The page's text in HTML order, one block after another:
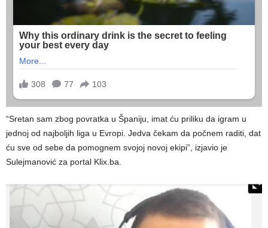
“Sretan sam zbog povratka u Španiju, imat ću priliku da igram u
jednoj od najboljih liga u Evropi. Jedva čekam da počnem raditi, dat
ću sve od sebe da pomognem svojoj novoj ekipi”, izjavio je
Sulejmanović za portal Klix.ba.